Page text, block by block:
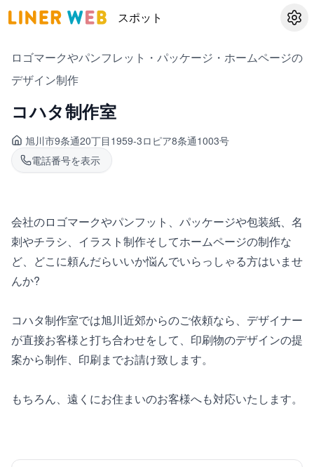
スポット 設定
ロゴマークやパンフレット・パッケージ・ホームページの
デザイン制作
コハタ制作室
旭川市9条通20丁目1959-3ロピア8条通1003号
電話番号を表示
会社のロゴマークやパンフット、パッケージや包装紙、名
刺やチラシ、イラスト制作そしてホームページの制作な
ど、どこに頼んだらいいか悩んでいらっしゃる方はいませ
んか?
コハタ制作室では旭川近郊からのご依頼なら、デザイナー
が直接お客様と打ち合わせをして、印刷物のデザインの提
案から制作、印刷までお請け致します。
もちろん、遠くにお住まいのお客様へも対応いたします。